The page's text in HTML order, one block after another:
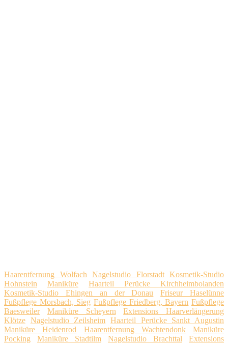
Haarentfernung Wolfach Nagelstudio Florstadt
Kosmetik-Studio
Hohnstein
Maniküre
Haarteil Perücke Kirchheimbolanden
Kosmetik-Studio Ehingen an der Donau
Friseur Haselünne
Fußpflege Morsbach, Sieg Fußpflege Friedberg, Bayern Fußpflege
Baesweiler
Maniküre Scheyern
Extensions Haarverlängerung
Klötze Nagelstudio Zeilsheim Haarteil Perücke Sankt Augustin
Maniküre Heidenrod
Haarentfernung Wachtendonk
Maniküre
Pocking
Maniküre Stadtilm Nagelstudio Brachttal
Extensions